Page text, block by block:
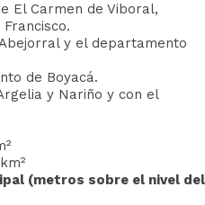
El Carmen de Viboral,
y el departamento
de Boyacá.
y Nariño y con el
(metros sobre el nivel del